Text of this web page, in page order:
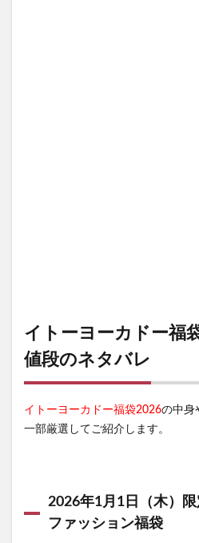
イトーヨーカドー福
値段のネタバレ
イトーヨーカドー福袋2026の中身
一部厳選してご紹介します。
2026年1月1日（木）
ファッション福袋